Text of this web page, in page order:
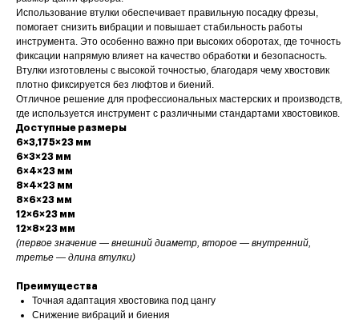
Использование втулки обеспечивает правильную посадку фрезы,
помогает снизить вибрации и повышает стабильность работы
инструмента. Это особенно важно при высоких оборотах, где точность
фиксации напрямую влияет на качество обработки и безопасность.
Втулки изготовлены с высокой точностью, благодаря чему хвостовик
плотно фиксируется без люфтов и биений.
Отличное решение для профессиональных мастерских и производств,
где используется инструмент с различными стандартами хвостовиков.
Доступные размеры
6×3,175×23 мм
6×3×23 мм
6×4×23 мм
8×4×23 мм
8×6×23 мм
12×6×23 мм
12×8×23 мм
(первое значение — внешний диаметр, второе — внутренний,
третье — длина втулки)
Преимущества
Точная адаптация хвостовика под цангу
Снижение вибраций и биения